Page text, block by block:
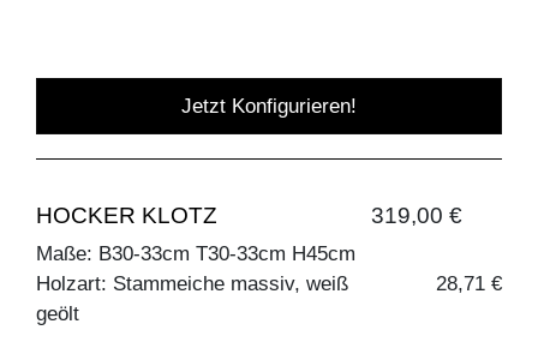
Jetzt Konfigurieren!
HOCKER KLOTZ 319,00 €
Maße: B30-33cm T30-33cm H45cm
Holzart: Stammeiche massiv, weiß
geölt
28,71 €